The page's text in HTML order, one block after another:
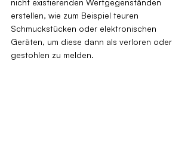
nicht existierenden Wertgegenständen
erstellen, wie zum Beispiel teuren
Schmuckstücken oder elektronischen
Geräten, um diese dann als verloren oder
gestohlen zu melden.